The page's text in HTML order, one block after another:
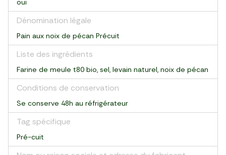
oui
Dénomination légale
Pain aux noix de pécan Précuit
Liste des ingrédients
Farine de meule t80 bio, sel, levain naturel, noix de pécan
Conditions de conservation
Se conserve 48h au réfrigérateur
Tag spécifique
Pré-cuit